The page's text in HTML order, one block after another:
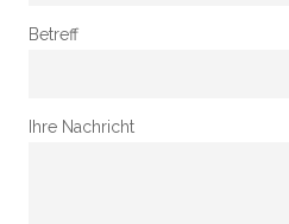
Betreff
Ihre Nachricht